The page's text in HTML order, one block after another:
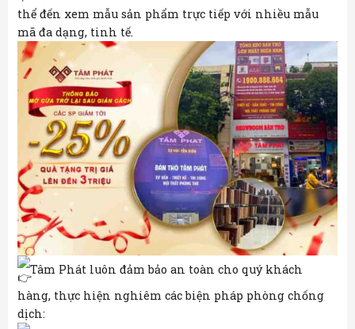
thể đến xem mẫu sản phẩm trực tiếp với nhiều mẫu
mã đa dạng, tinh tế.
Tâm Phát luôn đảm bảo an toàn cho quý khách
hàng, thực hiện nghiêm các biện pháp phòng chống
dịch: